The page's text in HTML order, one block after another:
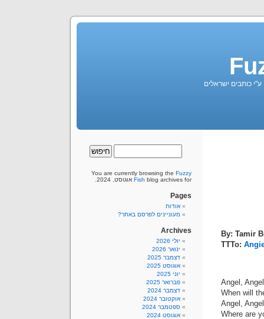
ע"י כותבים ישראלים
By: Tamir
TTTo:
Angel, Angel
Angel, Angel
You are currently browsing the Fuzzy
Fish blog archives for אוגוסט, 2024.
Pages
אודות
מעוניינים לפרסם באתר?
Archives
יולי 2026
ינואר 2026
דצמבר 2025
אוגוסט 2025
יוני 2025
פברואר 2025
דצמבר 2024
אוקטובר 2024
ספטמבר 2024
אוגוסט 2024